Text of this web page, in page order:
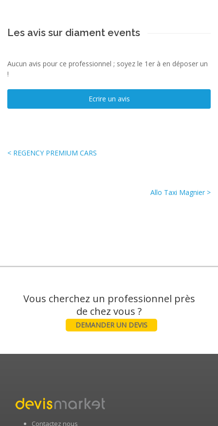
Les avis sur diament events
Aucun avis pour ce professionnel ; soyez le 1er à en déposer un
!
Ecrire un avis
< REGENCY PREMIUM CARS
Allo Taxi Magnier >
Vous cherchez un professionnel près
DEMANDER UN DEVIS
Contactez nous